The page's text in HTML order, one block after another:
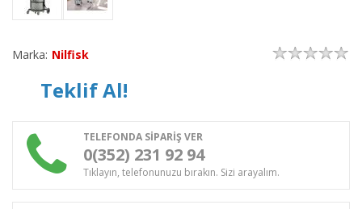
Marka: Nilfisk
Teklif Al!
TELEFONDA SİPARİŞ VER
0(352) 231 92 94
Tıklayın, telefonunuzu bırakın. Sizi arayalım.